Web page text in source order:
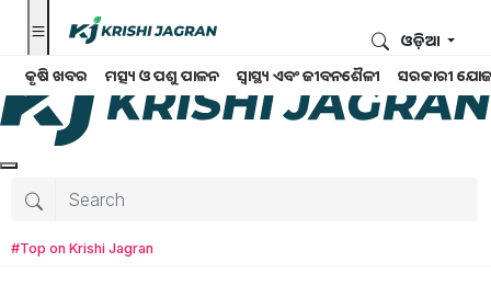
କୃଷି ଖବର ମତ୍ସ୍ୟ ଓ ପଶୁ ପାଳନ ସ୍ୱାସ୍ଥ୍ୟ ଏବଂ ଜୀବନଶୈଳୀ ସରକାରୀ
ଓଡ଼ିଆ
#Top on Krishi Jagran